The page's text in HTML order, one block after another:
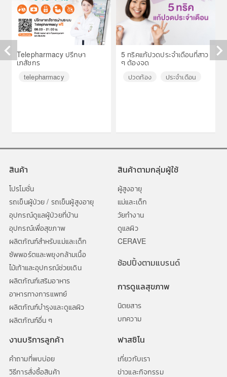
Telepharmacy ปรึกษา
เภสัชกร
telepharmacy
5 ทริคแก้ปวดประจำเดือนที่สาว
ๆ ต้องจด
ปวดท้อง ประจำเดือน
สินค้า
โปรโมชั่น
รถเข็นผู้ป่วย / รถเข็นผู้สูงอายุ
อุปกรณ์ดูแลผู้ป่วยที่บ้าน
อุปกรณ์เพื่อสุขภาพ
ผลิตภัณฑ์สำหรับแม่และเด็ก
ซัพพอร์ตและพยุงกล้ามเนื้อ
ไม้เท้าและอุปกรณ์ช่วยเดิน
ผลิตภัณฑ์เสริมอาหาร
อาหารทางการแพทย์
ผลิตภัณฑ์บำรุงและดูแลผิว
ผลิตภัณฑ์อื่น ๆ
สินค้าตามกลุ่มผู้ใช้
ผู้สูงอายุ
แม่และเด็ก
วัยทำงาน
ดูแลผิว
CERAVE
ช้อปปิ้งตามแบรนด์
การดูแลสุขภาพ
นิตยสาร
บทความ
งานบริการลูกค้า
คำถามที่พบบ่อย
วิธีการสั่งซื้อสินค้า
ฟาสซิโน
เกี่ยวกับเรา
ข่าวและกิจกรรม